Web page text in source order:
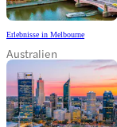
Erlebnisse in Melbourne
Australien